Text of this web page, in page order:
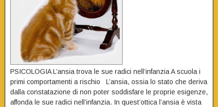
PSICOLOGIA L’ansia trova le sue radici nell’infanzia A scuola i
primi comportamenti a rischio L’ansia, ossia lo stato che deriva
dalla constatazione di non poter soddisfare le proprie esigenze,
affonda le sue radici nell’infanzia. In quest’ottica l’ansia è vista